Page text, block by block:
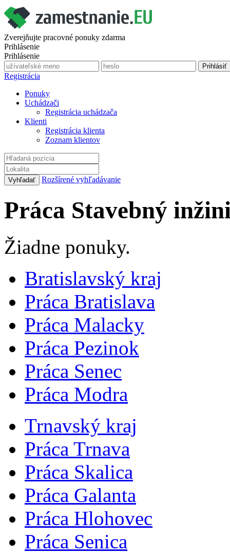
Zverejňujte pracovné ponuky zdarma
Prihlásenie
Prihlásenie
Registrácia
Ponuky
Uchádzači
Registrácia uchádzača
Klienti
Registrácia klienta
Zoznam klientov
Rozšírené vyhľadávanie
Práca Stavebný
Žiadne ponuky.
Bratislavský kraj
Práca Bratislava
Práca Malacky
Práca Pezinok
Práca Senec
Práca Modra
Trnavský kraj
Práca Trnava
Práca Skalica
Práca Galanta
Práca Hlohovec
Práca Senica